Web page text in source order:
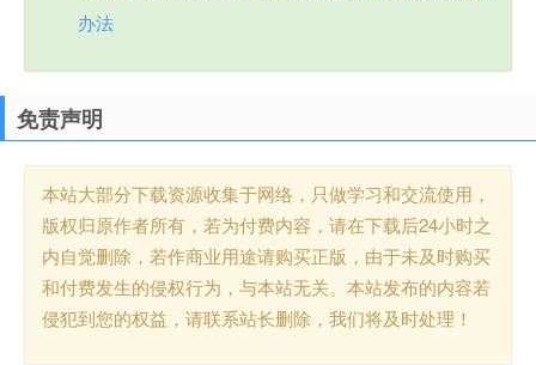
办法
免责声明
本站大部分下载资源收集于网络，只做学习和交流使用，
版权归原作者所有，若为付费内容，请在下载后24小时之
内自觉删除，若作商业用途请购买正版，由于未及时购买
和付费发生的侵权行为，与本站无关。本站发布的内容若
侵犯到您的权益，请联系站长删除，我们将及时处理！